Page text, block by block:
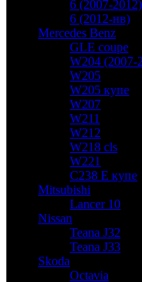
6 (2007-2012)
6 (2012-нв)
Mercedes Benz
GLE coupe
W204 (2007-
W205
W205 купе
W207
W211
W212
W218 cls
W221
C238 E купе
Mitsubishi
Lancer 10
Nissan
Teana J32
Teana J33
Skoda
Octavia